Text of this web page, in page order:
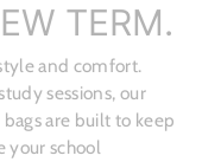
TERM.
and comfort.
sessions, our
are built to keep
your school